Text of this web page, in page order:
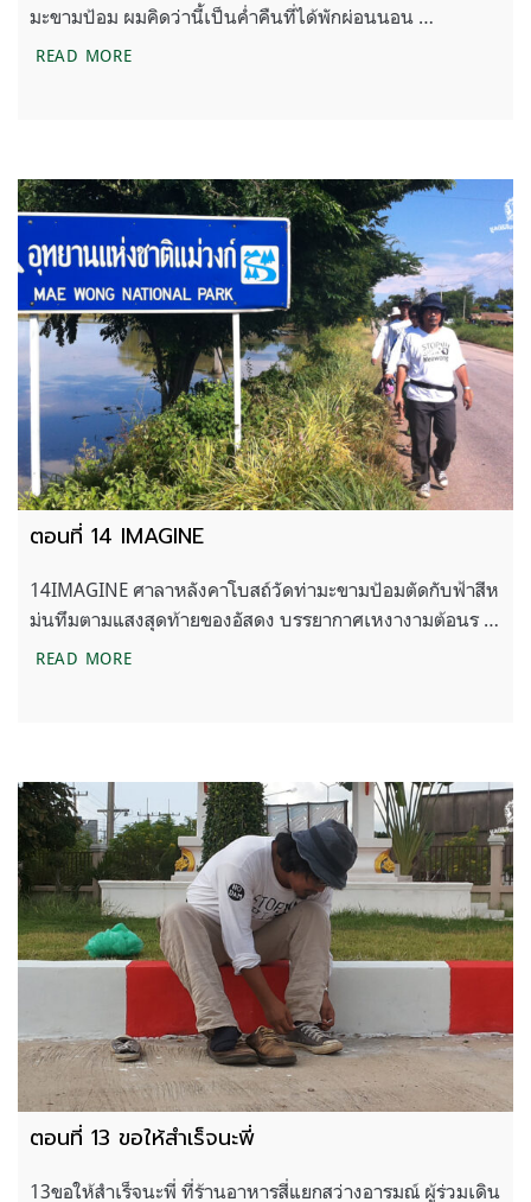
มะขามป้อม ผมคิดว่านี้เป็นค่ำคืนที่ได้พักผ่อนนอน …
READ MOREตอนที่ 15 ข่าวร้ายจากทุ่งใหญ่นเรศวรด้านตะวันออก
ตอนที่ 14 IMAGINE
14IMAGINE ศาลาหลังคาโบสถ์วัดท่ามะขามป้อมตัดกับฟ้าสีห
ม่นทึมตามแสงสุดท้ายของอัสดง บรรยากาศเหงางามต้อนร …
READ MOREตอนที่ 14 IMAGINE
ตอนที่ 13 ขอให้สำเร็จนะพี่
13ขอให้สำเร็จนะพี่ ที่ร้านอาหารสี่แยกสว่างอารมณ์ ผู้ร่วมเดิน